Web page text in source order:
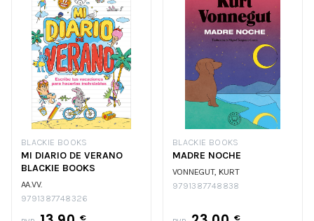
BLACKIE BOOKS
MI DIARIO DE VERANO
BLACKIE BOOKS
AA.VV.
9791387748326
€
BLACKIE BOOKS
MADRE NOCHE
VONNEGUT, KURT
9791387748838
€